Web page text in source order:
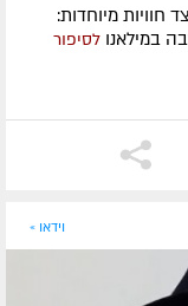
חוויות מיוחדות:
במילאנו לסיפור
וידאו »